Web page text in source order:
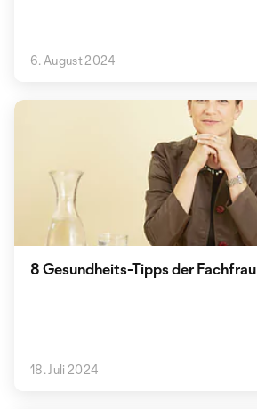
6. August 2024
8 Gesundheits-Tipps der Fachfrau
18. Juli 2024